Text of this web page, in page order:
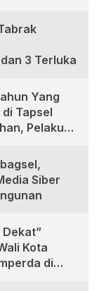
3 Terluka
Yang
Tapsel
Pelaku
Siber
Kota
di